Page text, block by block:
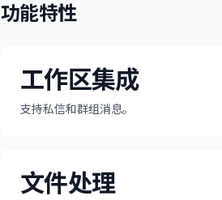
功能特性
工作区集成
支持私信和群组消息。
文件处理